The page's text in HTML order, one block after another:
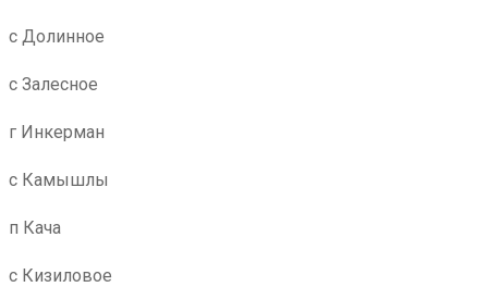
с Долинное
с Залесное
г Инкерман
с Камышлы
п Кача
с Кизиловое